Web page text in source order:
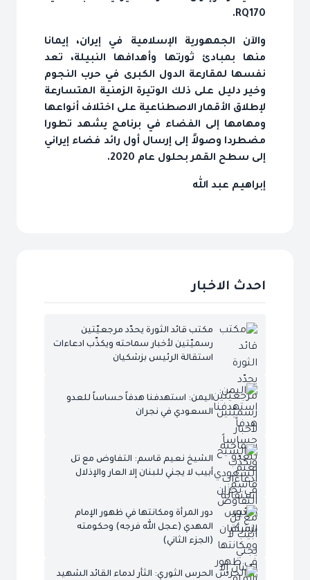
RQ170
.
والآن الجمهورية الإسلامية في إيران، إيمانا
منها بمبادئ ثورتها وأهدافها النبيلة، تعد
نفسها لمقارعة الدول الكبرى في حرب النجوم
وخير دليل على ذلك الوتيرة الزمنية المتسارعة
لإطلاق الأقمار الاصطناعية على اختلاف أنواعها
ومهامها إلى الفضاء في برنامج يشهد تطورا
مضطردا وصولاً إلى إرسال أول رائد فضاء إيراني
إلى سطح القمر بحلول عام 2020.
إبراهيم عبد الله
احدث الاخبار
مكتب قائد الثورة يحدّد مرجعيّتين
رسميّتين لأخبار سماحته ويكذّب ادعاءات
استقالة الرئيس بزشكيان
اليمن: استهدفنا هدفاً حساساً للعدو
السعودي في نجران
الشيخ نعيم قاسم: التفاوض مع تل
أبيب لا يجني للبنان إلا العار والإذلال
دور المرأة ومكانتها في ظهور الإمام
المهدي (عجل الله فرجه) وحكومته
(الجزء الثاني)
الحرس الثوري: الثأر لدماء القائد الشهيد